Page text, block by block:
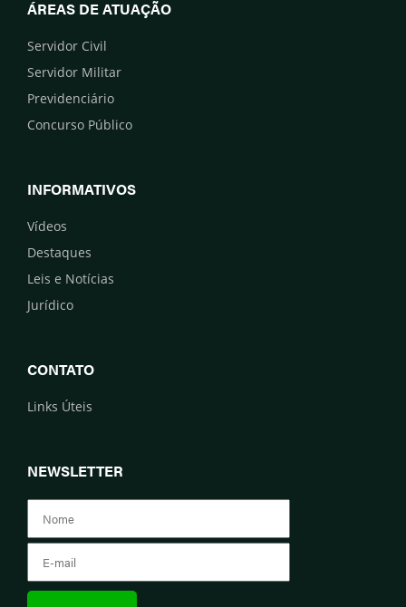
ÁREAS DE ATUAÇÃO
Servidor Civil
Servidor Militar
Previdenciário
Concurso Público
INFORMATIVOS
Vídeos
Destaques
Leis e Notícias
Jurídico
CONTATO
Links Úteis
NEWSLETTER